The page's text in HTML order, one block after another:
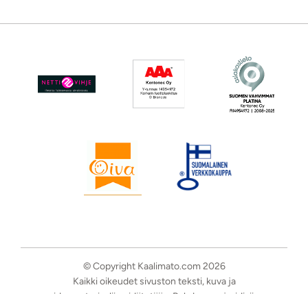
© Copyright Kaalimato.com 2026
Kaikki oikeudet sivuston teksti, kuva ja